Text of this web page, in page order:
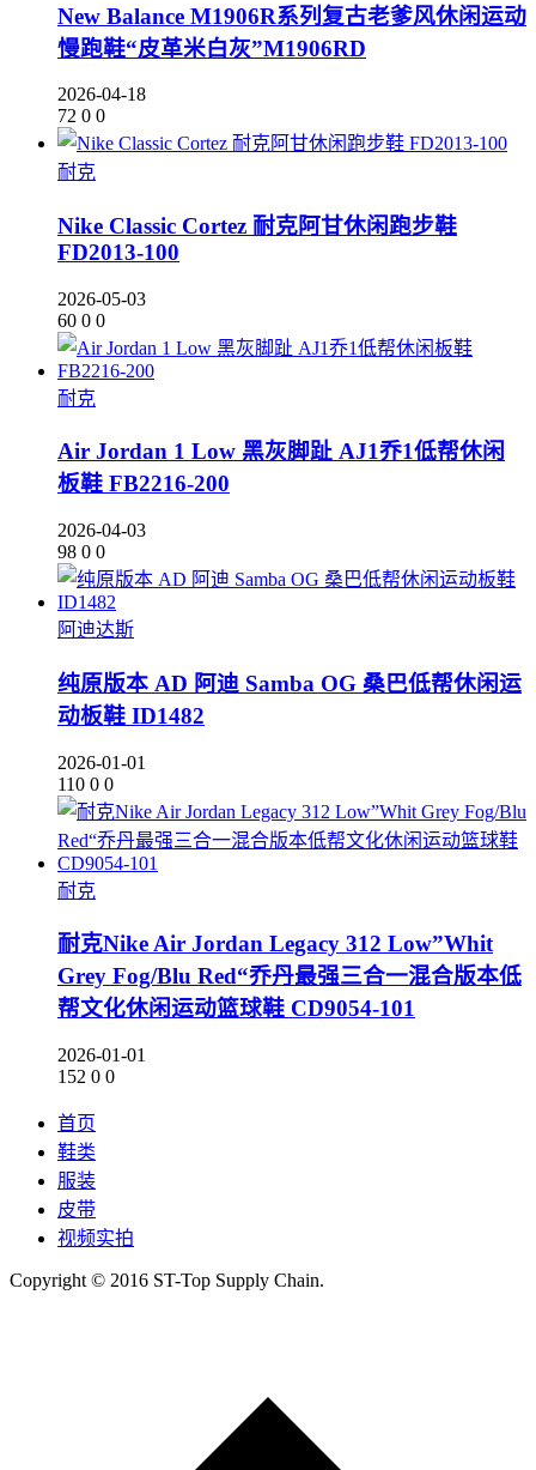
New Balance M1906R系列复古老爹风休闲运动
慢跑鞋“皮革米白灰”M1906RD
2026-04-18
72 0 0
耐克
Nike Classic Cortez 耐克阿甘休闲跑步鞋
FD2013-100
2026-05-03
60 0 0
耐克
Air Jordan 1 Low 黑灰脚趾 AJ1乔1低帮休闲
板鞋 FB2216-200
2026-04-03
98 0 0
阿迪达斯
纯原版本 AD 阿迪 Samba OG 桑巴低帮休闲运
动板鞋 ID1482
2026-01-01
110 0 0
耐克
耐克Nike Air Jordan Legacy 312 Low”Whit
Grey Fog/Blu Red“乔丹最强三合一混合版本低
帮文化休闲运动篮球鞋 CD9054-101
2026-01-01
152 0 0
首页
鞋类
服装
皮带
视频实拍
Copyright © 2016 ST-Top Supply Chain.